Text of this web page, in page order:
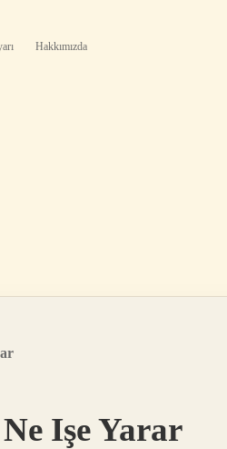
Hakkımızda
Işe Yarar